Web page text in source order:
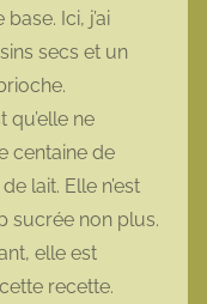
Ici, j’ai
secs et un
qu’elle ne
centaine de
lait. Elle n’est
sucrée non plus.
elle est
recette.